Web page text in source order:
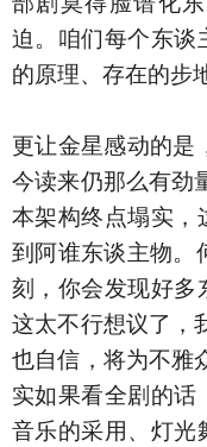
迫。咱们每个东谈
的原理、存在的步
更让金星感动的是
今读来仍那么有劲
本架构终点塌实，
到阿谁东谈主物。
刻，你会发现好多
这太不行想议了，
也自信，将为不雅
实如果看全剧的话
音乐的采用、灯光